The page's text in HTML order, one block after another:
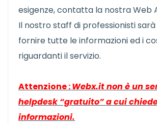
esigenze, contatta la nostra Web
Il nostro staff di professionisti
fornire tutte le informazioni ed i
riguardanti il servizio.
Attenzione :Webx.it non è un
helpdesk “gratuito” a cui
informazioni.